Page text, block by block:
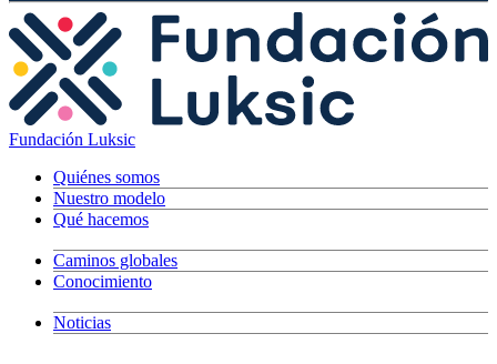
Fundación Luksic
Quiénes somos
Nuestro modelo
Qué hacemos
Caminos globales
Conocimiento
Noticias